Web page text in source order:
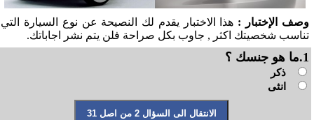
وصف الإختبار : هذا الاختبار يقدم لك النصيحة عن نوع السيارة التي
تناسب شخصيتك اكثر , جاوب بكل صراحة فلن يتم نشر اجاباتك.
1.ما هو جنسك ؟
ذكر
انثى